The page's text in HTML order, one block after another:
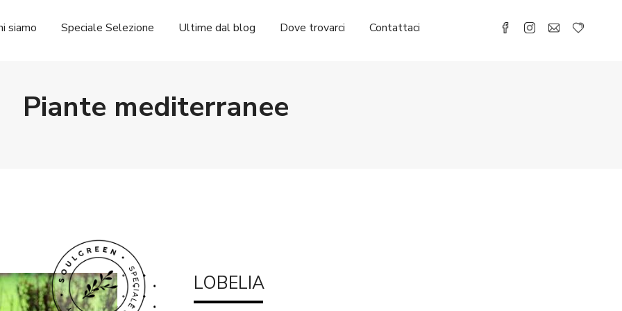
siamo Speciale Selezione Ultime dal blog Dove trovarci Contattaci
Piante mediterranee
LOBELIA